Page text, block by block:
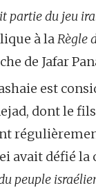
partie du jeu
à laRègle
de Jafar
est
dont le
avait défié la
peuple